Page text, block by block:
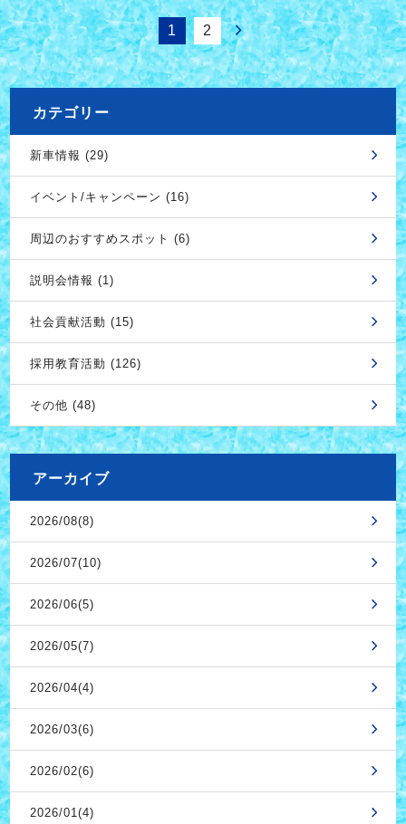
1 2
カテゴリー
新車情報 (29)
イベント/キャンペーン (16)
周辺のおすすめスポット (6)
説明会情報 (1)
社会貢献活動 (15)
採用教育活動 (126)
その他 (48)
アーカイブ
2026/08(8)
2026/07(10)
2026/06(5)
2026/05(7)
2026/04(4)
2026/03(6)
2026/02(6)
2026/01(4)